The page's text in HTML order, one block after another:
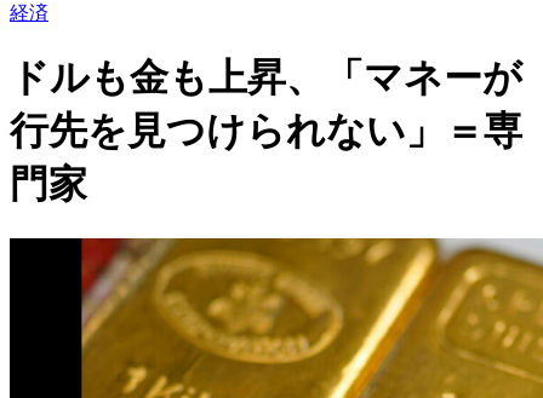
経済
ドルも金も上昇、「マネーが
行先を見つけられない」＝専
門家